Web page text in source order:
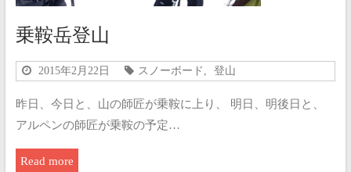
乗鞍岳登山
2015年2月22日 スノーボード 登山
昨日、今日と、山の師匠が乗鞍に上り、 明日、明後日と、
アルペンの師匠が乗鞍の予定…
Read more